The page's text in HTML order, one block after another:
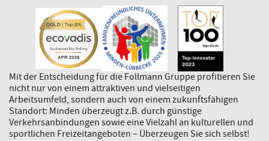
Mit der Entscheidung für die Follmann Gruppe profitieren Sie
nicht nur von einem attraktiven und vielseitigen
Arbeitsumfeld, sondern auch von einem zukunftsfähigen
Standort: Minden überzeugt z.B. durch günstige
Verkehrsanbindungen sowie eine Vielzahl an kulturellen und
sportlichen Freizeitangeboten – Überzeugen Sie sich selbst!